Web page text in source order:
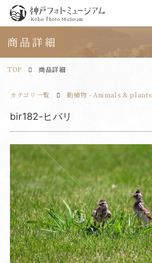
神戸フォトミュージアム
商品詳細
TOP 商品詳細
カテゴリ一覧 動植物 - Animals & plants
bir182-ヒバリ